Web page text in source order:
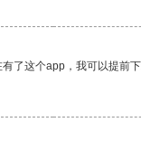
了这个app，我可以提前下